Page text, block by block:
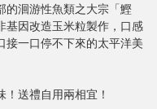
的洄游性魚類之大宗「鰹
基因改造玉米粒製作，口感
接一口停不下來的太平洋美
送禮自用兩相宜！